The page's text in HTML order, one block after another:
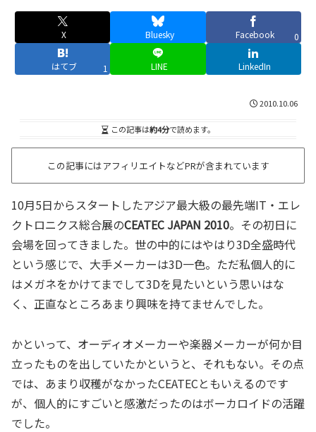
X Bluesky Facebook 0
はてブ 1 LINE LinkedIn
2010.10.06
この記事は約4分で読めます。
この記事にはアフィリエイトなどPRが含まれています
10月5日からスタートしたアジア最大級の最先端IT・エレ
クトロニクス総合展のCEATEC JAPAN 2010。その初日に
会場を回ってきました。世の中的にはやはり3D全盛時代
という感じで、大手メーカーは3D一色。ただ私個人的に
はメガネをかけてまでして3Dを見たいという思いはな
く、正直なところあまり興味を持てませんでした。
かといって、オーディオメーカーや楽器メーカーが何か目
立ったものを出していたかというと、それもない。その点
では、あまり収穫がなかったCEATECともいえるのです
が、個人的にすごいと感激だったのはボーカロイドの活躍
でした。